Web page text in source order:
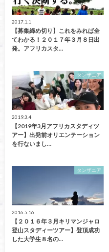
2017.1.1
【募集締め切り】これをみれば全
てわかる！２０１７年３月８日出
発。アフリカスタ…
タンザニア
2019.3.4
【2019年3月アフリカスタディツ
アー】出発前オリエンテーション
を行ないまし…
タンザニア
2016.5.16
【２０１６年３月キリマンジャロ
登山スタディーツアー】登頂成功
した大学生８名の…